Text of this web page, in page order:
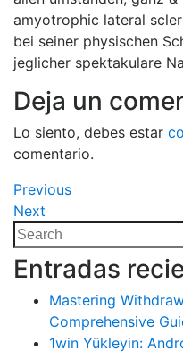
amyotrophic lateral
bei seiner physischen
jeglicher spektakulare
Deja un
Lo siento, debes estar
comentario.
Navegación
de
entradas
Previous
Post
Previous
Next
Post
Next
Search
for:
Entradas
Mastering
Comprehensive
1win Yükleyin: